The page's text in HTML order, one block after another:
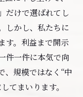
だけで選ばれてし
しかし、私たちに
す。利益まで開示
件一件に本気で向
、規模ではなく“中
てまいります。